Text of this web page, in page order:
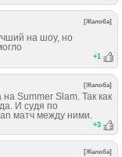
[Жалоба]
на шоу, но
+1
[Жалоба]
Summer Slam. Так как
И судя по
матч между ними.
+3
[Жалоба]